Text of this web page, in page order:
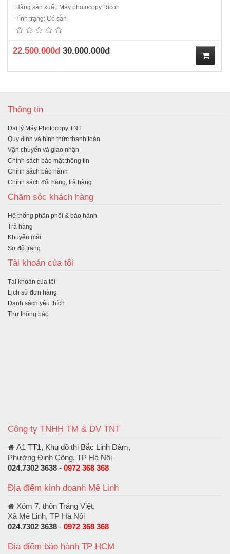
Hãng sản xuất: Máy photocopy Ricoh
Tình trạng: Có sẵn
22.500.000đ 30.000.000đ
Thông tin
Đại lý Máy Photocopy TNT
Quy định và hình thức thanh toán
Vận chuyển và giao nhận
Chính sách bảo mật thông tin
Chính sách bảo hành
Chính sách đổi hàng, trả hàng
Chăm sóc khách hàng
Hệ thống phân phối & bảo hành
Trả hàng
Khuyến mãi
Sơ đồ trang
Tài khoản của tôi
Tài khoản của tôi
Lịch sử đơn hàng
Danh sách yêu thích
Thư thông báo
Công ty TNHH TM & DV TNT
A1 TT1, Khu đô thị Bắc Linh Đàm,
Phường Định Công, TP Hà Nội
024.7302 3638 - 0972 368 368
Địa điểm kinh doanh Mê Linh
Xóm 7, thôn Tráng Việt,
Xã Mê Linh, TP Hà Nội
024.7302 3638 - 0972 368 368
Địa điểm bảo hành TP HCM